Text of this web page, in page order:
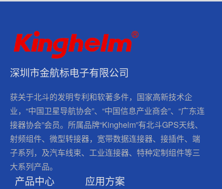
深圳市金航标电子有限公司
获关于北斗的发明专利和软著多件，国家高新技术企
业，“中国卫星导航协会”、“中国信息产业商会”、“广东连
接器协会”会员。所属品牌“Kinghelm”有北斗GPS天线、
射频组件、微型转接器，宽带数据连接器、接插件、端
子系列，及汽车线束、工业连接器、特种定制组件等三
大系列产品。
产品中心 应用方案